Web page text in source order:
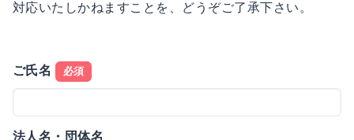
対応いたしかねますことを、どうぞご了承下さい。
ご氏名 必須
法人名・団体名